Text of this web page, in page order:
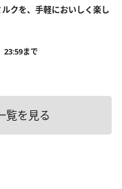
クを、手軽においしく楽し
23:59まで
覧を見る